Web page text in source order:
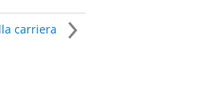
carriera